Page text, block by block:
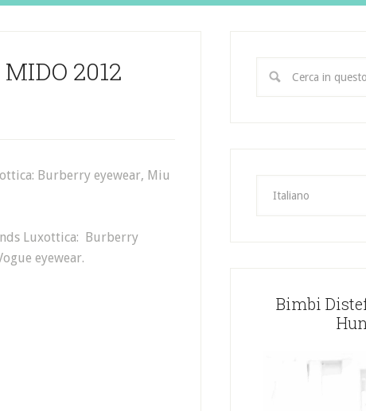
2012
Burberry eyewear, Miu
Luxottica: Burberry
eyewear.
Bimbi